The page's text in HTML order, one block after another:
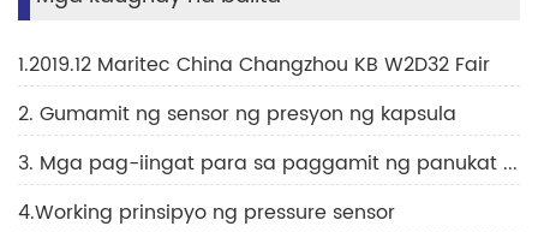
1.2019.12 Maritec China Changzhou KB W2D32 Fair
2. Gumamit ng sensor ng presyon ng kapsula
3. Mga pag-iingat para sa paggamit ng panukat ng presyon ng pagpapalamig
4.Working prinsipyo ng pressure sensor